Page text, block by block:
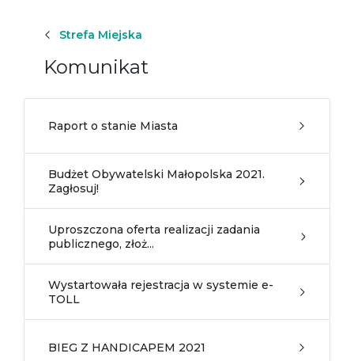
Strefa Miejska
Komunikat
Raport o stanie Miasta
Budżet Obywatelski Małopolska 2021.
Zagłosuj!
Uproszczona oferta realizacji zadania
publicznego, złoż...
Wystartowała rejestracja w systemie e-
TOLL
BIEG Z HANDICAPEM 2021